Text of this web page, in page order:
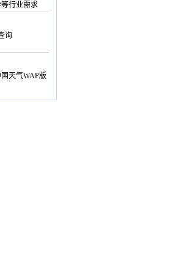
行业需求
询
天气WAP版